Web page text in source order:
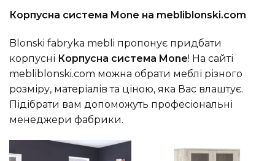
Корпусна система Mone на mebliblonski.com
Blonski fabryka mebli пропонує придбати
корпусні Корпусна система Mone! На сайті
mebliblonski.com можна обрати меблі різного
розміру, матеріалів та ціною, яка Вас влаштує.
Підібрати вам допоможуть професіональні
менеджери фабрики.